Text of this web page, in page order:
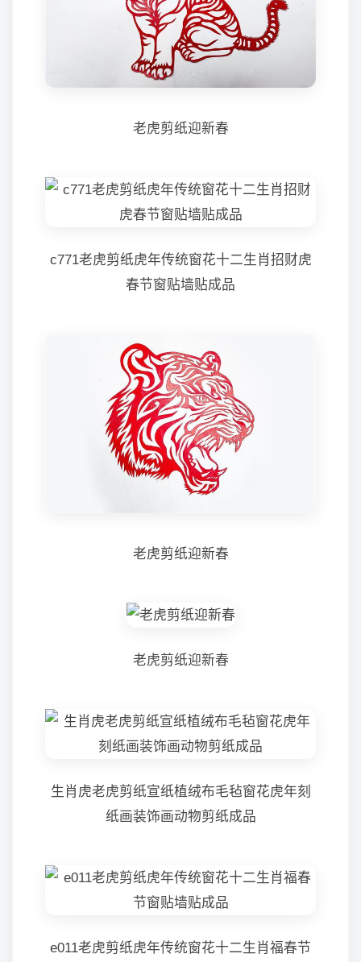
老虎剪纸迎新春
c771老虎剪纸虎年传统窗花十二生肖招财虎
春节窗贴墙贴成品
老虎剪纸迎新春
老虎剪纸迎新春
生肖虎老虎剪纸宣纸植绒布毛毡窗花虎年刻
纸画装饰画动物剪纸成品
e011老虎剪纸虎年传统窗花十二生肖福春节